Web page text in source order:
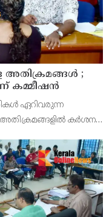
;
കമ്മീഷൻ
ഏറിവരുന്ന
കർശന